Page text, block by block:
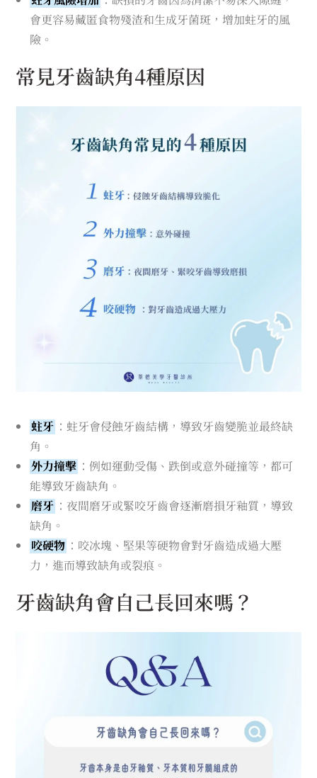
會更容易藏匿食物殘渣和生成牙菌斑，增加蛀牙的風
險。
常見牙齒缺角4種原因
蛀牙 ：蛀牙會侵蝕牙齒結構，導致牙齒變脆並最終缺
角。
外力撞擊 ：例如運動受傷、跌倒或意外碰撞等，都可
能導致牙齒缺角。
磨牙 ：夜間磨牙或緊咬牙齒會逐漸磨損牙釉質，導致
缺角。
咬硬物 ：咬冰塊、堅果等硬物會對牙齒造成過大壓
力，進而導致缺角或裂痕。
牙齒缺角會自己長回來嗎？